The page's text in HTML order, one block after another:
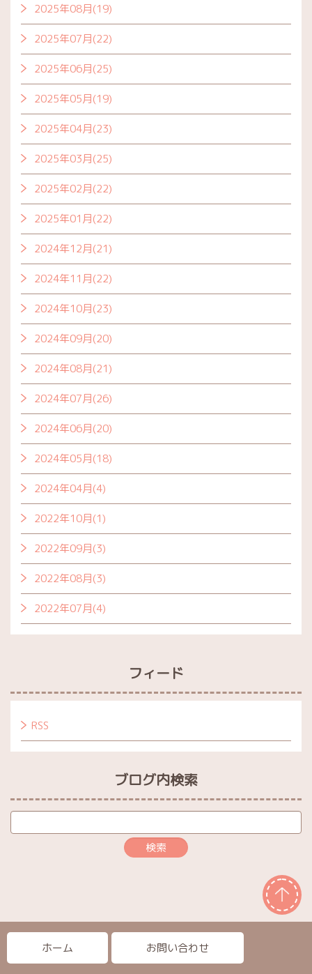
2025年08月(19)
2025年07月(22)
2025年06月(25)
2025年05月(19)
2025年04月(23)
2025年03月(25)
2025年02月(22)
2025年01月(22)
2024年12月(21)
2024年11月(22)
2024年10月(23)
2024年09月(20)
2024年08月(21)
2024年07月(26)
2024年06月(20)
2024年05月(18)
2024年04月(4)
2022年10月(1)
2022年09月(3)
2022年08月(3)
2022年07月(4)
フィード
RSS
ブログ内検索
ホーム お問い合わせ